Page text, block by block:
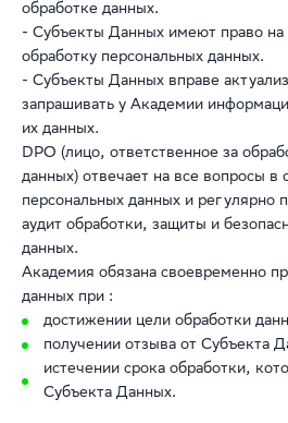
обработке данных.
- Субъекты Данных имеют право на
обработку персональных данных.
- Субъекты Данных вправе
запрашивать у Академии
их данных.
DPO (лицо, ответственное за
данных) отвечает на все вопросы в
персональных данных и регулярно
аудит обработки, защиты и
данных.
Академия обязана своевременно
данных при :
достижении цели обработки
получении отзыва от Субъекта
истечении срока обработки,
Субъекта Данных.